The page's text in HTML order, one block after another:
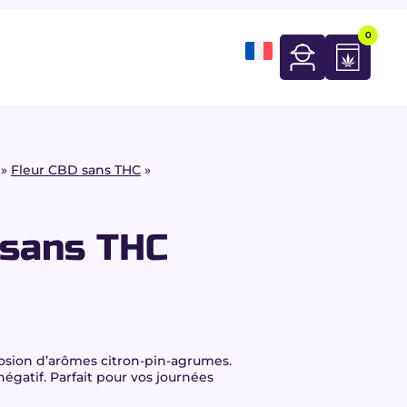
0
» Fleur CBD sans THC »
THC
d’arômes citron-pin-agrumes.
Parfait pour vos journées